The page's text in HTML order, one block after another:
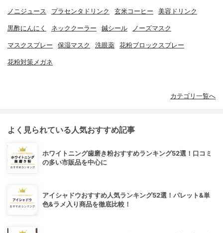
ノニジュース プラセンタドリンク 玄米コーヒー 美容ドリンク
黒酢にんにく ネッククーラー 鍼シール ノーズマスク
マスクスプレー 保湿マスク 洗眼薬 花粉ブロックスプレー
花粉対策メガネ
カテゴリ一覧へ
よく見られている人気おすすめ記事
ホワイトニング歯磨き粉おすすめランキング52選！口コミ
の多い市販品を中心に
アイシャドウおすすめ人気ランキング52選！パレット&単
色&ラメ入り商品を徹底比較！